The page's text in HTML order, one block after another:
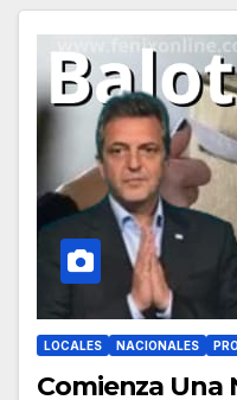
LOCALES NACIONALES
Comienza Una